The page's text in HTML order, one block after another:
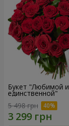
Букет "Любимой и
единственной"
5 498 грн